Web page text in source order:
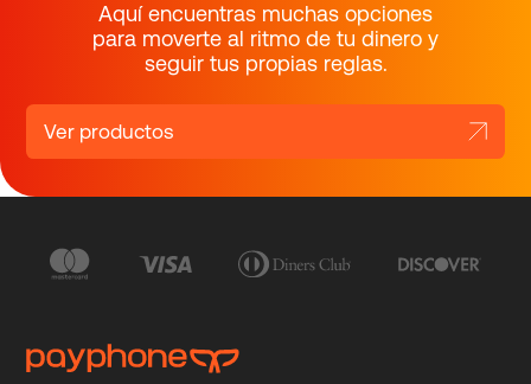
Aquí encuentras muchas opciones
para moverte al ritmo de tu dinero y
seguir tus propias reglas.
Ver productos